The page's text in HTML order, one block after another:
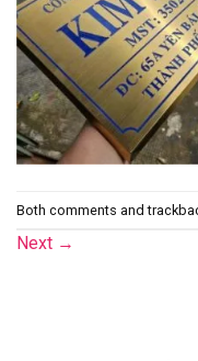
Both comments and
Next →